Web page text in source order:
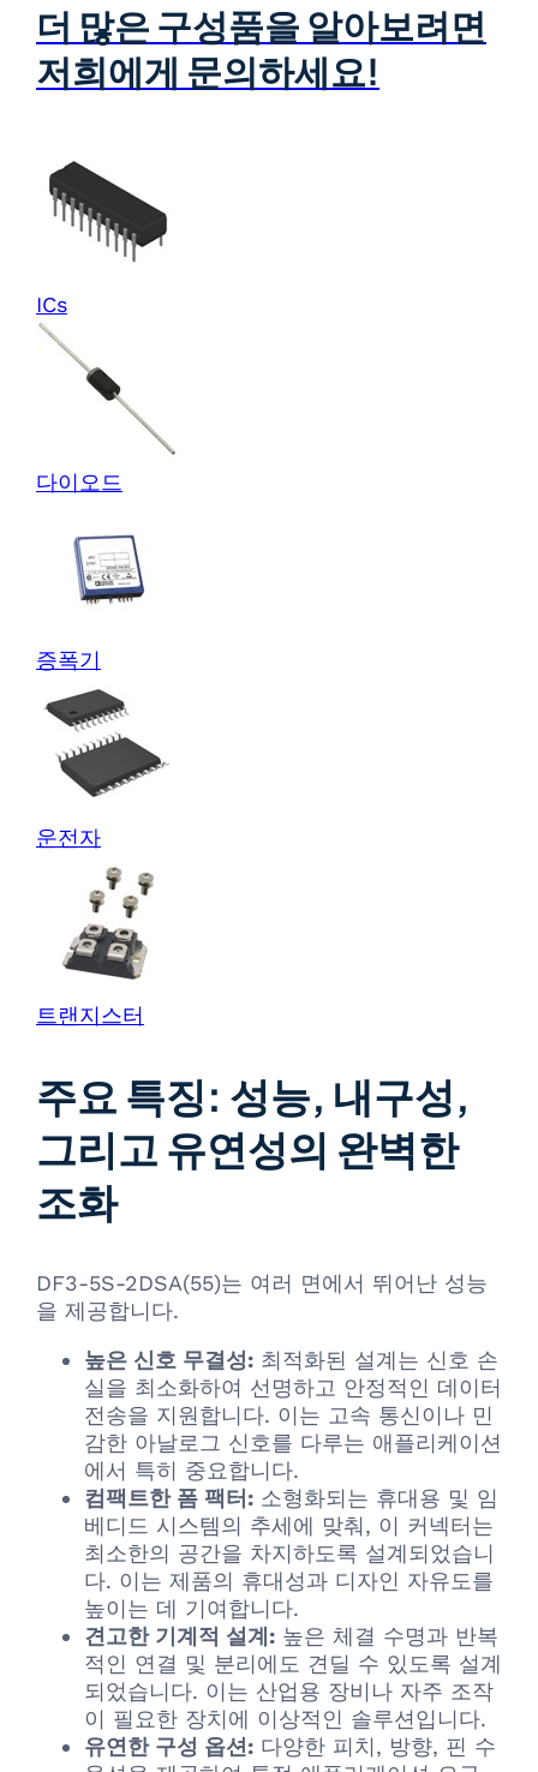
더 많은 구성품을 알아보려면
저희에게 문의하세요!
ICs
다이오드
증폭기
운전자
트랜지스터
주요 특징: 성능, 내구성,
그리고 유연성의 완벽한
조화
DF3-5S-2DSA(55)는 여러 면에서 뛰어난 성능
을 제공합니다.
높은 신호 무결성: 최적화된 설계는 신호 손
실을 최소화하여 선명하고 안정적인 데이터
전송을 지원합니다. 이는 고속 통신이나 민
감한 아날로그 신호를 다루는 애플리케이션
에서 특히 중요합니다.
컴팩트한 폼 팩터: 소형화되는 휴대용 및 임
베디드 시스템의 추세에 맞춰, 이 커넥터는
최소한의 공간을 차지하도록 설계되었습니
다. 이는 제품의 휴대성과 디자인 자유도를
높이는 데 기여합니다.
견고한 기계적 설계: 높은 체결 수명과 반복
적인 연결 및 분리에도 견딜 수 있도록 설계
되었습니다. 이는 산업용 장비나 자주 조작
이 필요한 장치에 이상적인 솔루션입니다.
유연한 구성 옵션: 다양한 피치, 방향, 핀 수